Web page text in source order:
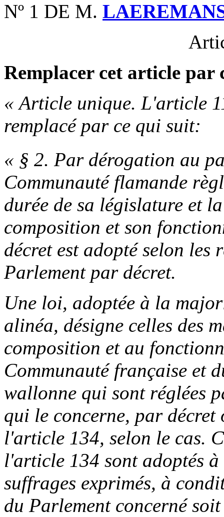
Nº 1 DE M.
Remplacer cet article par
« Article unique. L'article
remplacé par ce qui suit:
« § 2. Par dérogation au
Communauté flamande
durée de sa législature et
composition et son
décret est adopté selon les
Parlement par décret.
Une loi, adoptée à la
alinéa, désigne celles des
composition et au
Communauté française et
wallonne qui sont réglées
qui le concerne, par décret
l'article 134, selon le cas.
l'article 134 sont adoptés
suffrages exprimés, à
du Parlement concerné